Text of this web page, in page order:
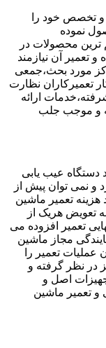
و تخصص خود را
نموده
محصولات در
تعمیر آن نیازمند
مورد بحث،جمعی
تعمیرکاران نظارت
ارائه
و موجب جلب
دستگاه عیب یابی
نمی توان پیش از
تعمیر ماشین
تعویض هریک از
تعمیر افزوده می
مجاز ماشین
عملیات تعمیر را
در نظر گرفته و
اصل و
و تعمیر ماشین